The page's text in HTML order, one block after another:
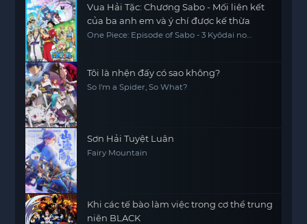
Vua Hải Tặc: Chương Sabo - Mối liên kết
của ba anh em và ý chí được kế thừa
One Piece: Episode of Sabo - 3 Kyōdai no
Inherited Will
Tôi là nhện đấy có sao không?
So I'm a Spider, So What?
Sơn Hải Tuyệt Luân
Fairy Mountain
Khi các tế bào làm việc trong cơ thể trung
niên BLACK